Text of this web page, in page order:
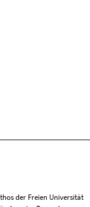
der Freien Universität